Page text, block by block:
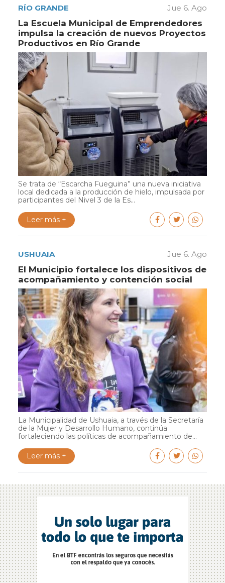
RÍO GRANDE Jue 6. Ago
La Escuela Municipal de Emprendedores
impulsa la creación de nuevos Proyectos
Productivos en Río Grande
Se trata de “Escarcha Fueguina” una nueva iniciativa
local dedicada a la producción de hielo, impulsada por
participantes del Nivel 3 de la Es...
Leer más +
USHUAIA Jue 6. Ago
El Municipio fortalece los dispositivos de
acompañamiento y contención social
La Municipalidad de Ushuaia, a través de la Secretaría
de la Mujer y Desarrollo Humano, continúa
fortaleciendo las políticas de acompañamiento de...
Leer más +